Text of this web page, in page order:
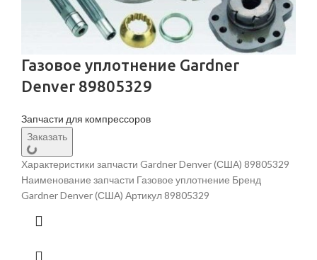
Газовое уплотнение Gardner
Denver 89805329
Запчасти для компрессоров
Заказать
Характеристики запчасти Gardner Denver (США) 89805329
Наименование запчасти Газовое уплотнение Бренд
Gardner Denver (США) Артикул 89805329